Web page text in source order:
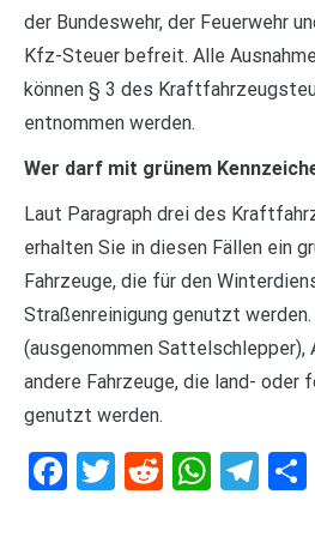
der Bundeswehr, der Feuerwehr
Kfz-Steuer befreit. Alle
können § 3 des
entnommen werden.
Wer darf mit grünem
Laut Paragraph drei des
erhalten Sie in diesen Fällen ein
Fahrzeuge, die für den
Straßenreinigung genutzt
(ausgenommen Sattelschlepper),
andere Fahrzeuge, die land-
genutzt werden.
Facebook
Twitter
Reddit